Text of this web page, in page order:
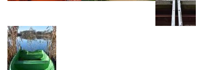
Rundfunk
mit
50